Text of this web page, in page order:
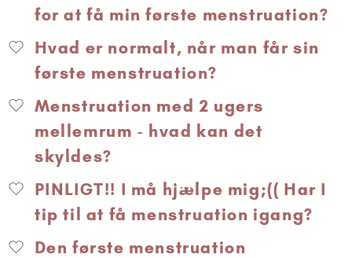
for at få min første menstruation?
Hvad er normalt, når man får sin
første menstruation?
Menstruation med 2 ugers
mellemrum - hvad kan det
skyldes?
PINLIGT!! I må hjælpe mig;(( Har I
tip til at få menstruation igang?
Den første menstruation